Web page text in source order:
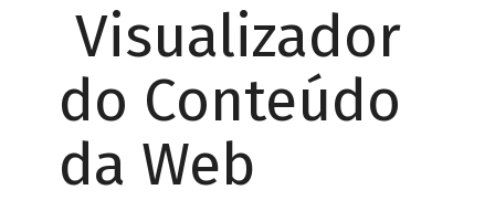
Visualizador
do Conteúdo
da Web